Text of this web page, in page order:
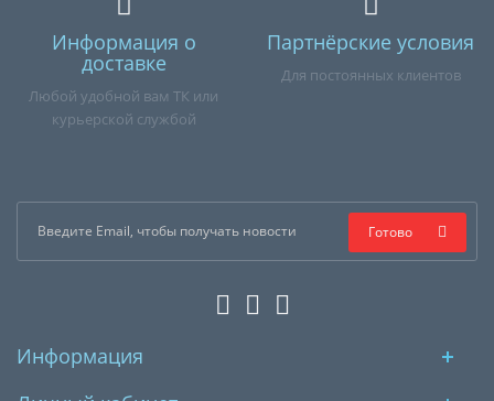
Информация о
доставке
Любой удобной вам ТК или
курьерской службой
Партнёрские условия
Для постоянных клиентов
Готово
Информация